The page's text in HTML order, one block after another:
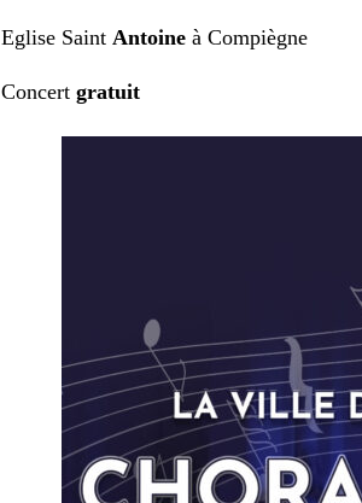
Eglise Saint Antoine à Compiègne
Concert gratuit